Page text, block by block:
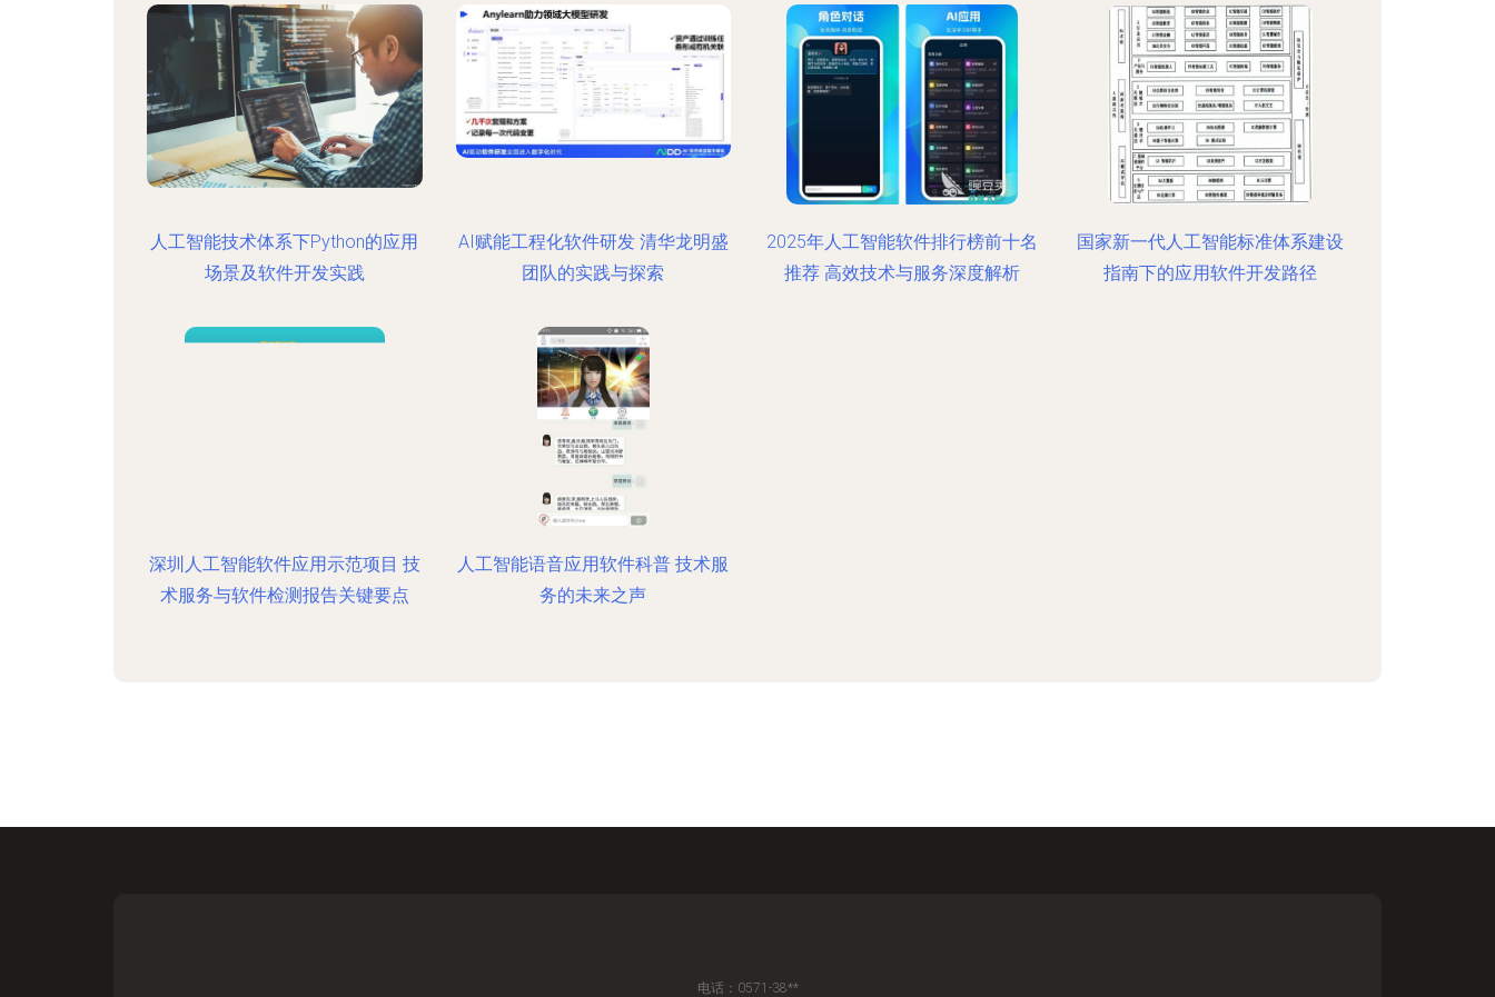
人工智能技术体系下Python的应用
场景及软件开发实践
AI赋能工程化软件研发 清华龙明盛
团队的实践与探索
2025年人工智能软件排行榜前十名
推荐 高效技术与服务深度解析
国家新一代人工智能标准体系建设
指南下的应用软件开发路径
深圳人工智能软件应用示范项目 技
术服务与软件检测报告关键要点
人工智能语音应用软件科普 技术服
务的未来之声
电话：0571-38**